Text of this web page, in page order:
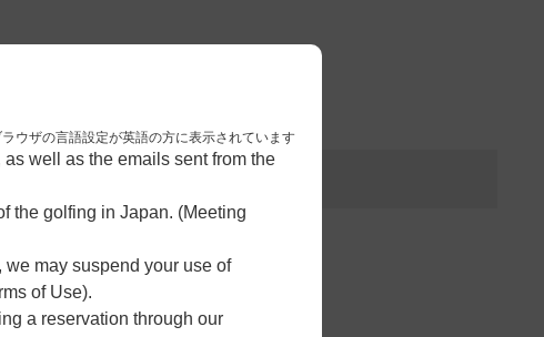
ウザの言語設定が英語の方に表示されています
well as the emails sent from the
the golfing in Japan. (Meeting
we may suspend your use of
of Use).
a reservation through our